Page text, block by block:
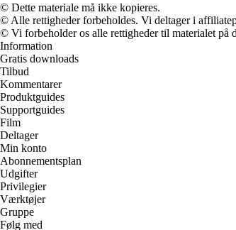
© Dette materiale må ikke kopieres.
© Alle rettigheder forbeholdes. Vi deltager i
© Vi forbeholder os alle rettigheder til materialet
Information
Gratis downloads
Tilbud
Kommentarer
Produktguides
Supportguides
Film
Deltager
Min konto
Abonnementsplan
Udgifter
Privilegier
Værktøjer
Gruppe
Følg med